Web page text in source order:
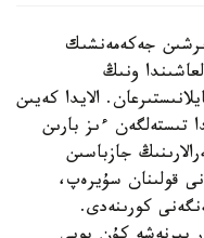
جەكەمەنشىك
ونىڭ
الايدا كەيىن
تىستەلگەن ءىز بارىن
جازباسىن
قولىنان سۇيرەپ،
كورىنەدى.